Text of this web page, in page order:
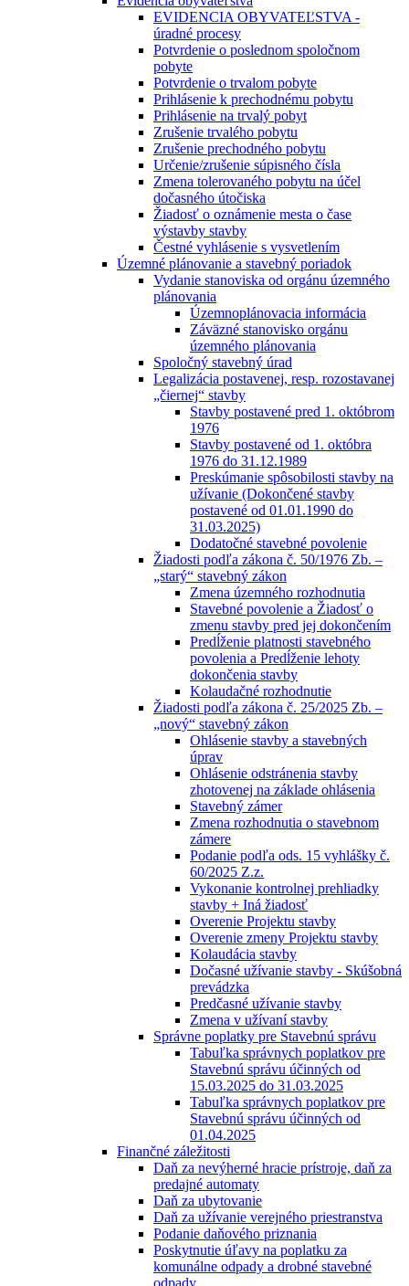
EVIDENCIA OBYVATEĽSTVA -
úradné procesy
Potvrdenie o poslednom spoločnom
pobyte
Potvrdenie o trvalom pobyte
Prihlásenie k prechodnému pobytu
Prihlásenie na trvalý pobyt
Zrušenie trvalého pobytu
Zrušenie prechodného pobytu
Určenie/zrušenie súpisného čísla
Zmena tolerovaného pobytu na účel
dočasného útočiska
Žiadosť o oznámenie mesta o čase
výstavby stavby
Čestné vyhlásenie s vysvetlením
Územné plánovanie a stavebný poriadok
Vydanie stanoviska od orgánu územného
plánovania
Územnoplánovacia informácia
Záväzné stanovisko orgánu
územného plánovania
Spoločný stavebný úrad
Legalizácia postavenej, resp. rozostavanej
„čiernej“ stavby
Stavby postavené pred 1. októbrom
1976
Stavby postavené od 1. októbra
1976 do 31.12.1989
Preskúmanie spôsobilosti stavby na
užívanie (Dokončené stavby
postavené od 01.01.1990 do
31.03.2025)
Dodatočné stavebné povolenie
Žiadosti podľa zákona č. 50/1976 Zb. –
„starý“ stavebný zákon
Zmena územného rozhodnutia
Stavebné povolenie a Žiadosť o
zmenu stavby pred jej dokončením
Predĺženie platnosti stavebného
povolenia a Predĺženie lehoty
dokončenia stavby
Kolaudačné rozhodnutie
Žiadosti podľa zákona č. 25/2025 Zb. –
„nový“ stavebný zákon
Ohlásenie stavby a stavebných
úprav
Ohlásenie odstránenia stavby
zhotovenej na základe ohlásenia
Stavebný zámer
Zmena rozhodnutia o stavebnom
zámere
Podanie podľa ods. 15 vyhlášky č.
60/2025 Z.z.
Vykonanie kontrolnej prehliadky
stavby + Iná žiadosť
Overenie Projektu stavby
Overenie zmeny Projektu stavby
Kolaudácia stavby
Dočasné užívanie stavby - Skúšobná
prevádzka
Predčasné užívanie stavby
Zmena v užívaní stavby
Správne poplatky pre Stavebnú správu
Tabuľka správnych poplatkov pre
Stavebnú správu účinných od
15.03.2025 do 31.03.2025
Tabuľka správnych poplatkov pre
Stavebnú správu účinných od
01.04.2025
Finančné záležitosti
Daň za nevýherné hracie prístroje, daň za
predajné automaty
Daň za ubytovanie
Daň za užívanie verejného priestranstva
Podanie daňového priznania
Poskytnutie úľavy na poplatku za
komunálne odpady a drobné stavebné